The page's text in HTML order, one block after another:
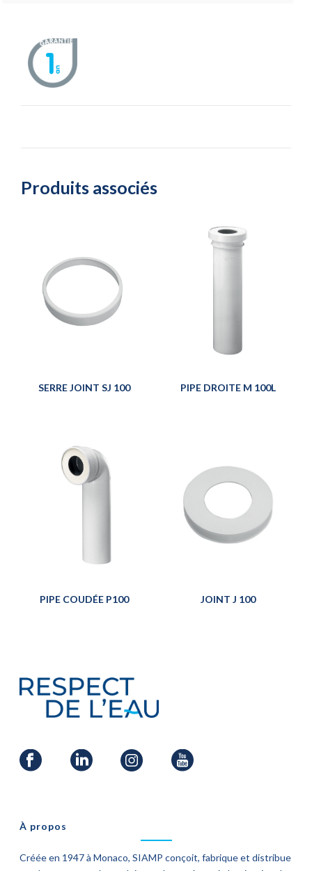
Produits associés
SERRE JOINT SJ 100 PIPE DROITE M 100L
PIPE COUDÉE P100 JOINT J 100
À propos
Créée en 1947 à Monaco, SIAMP conçoit, fabrique et distribue